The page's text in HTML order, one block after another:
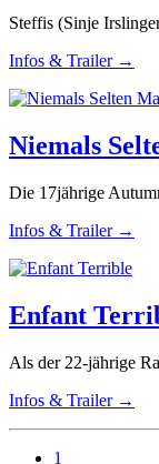
Steffis (Sinje
Infos & Trailer →
Niemals
Die 17jährige
Infos & Trailer →
Enfant
Als der 22-jährige
Infos & Trailer →
1